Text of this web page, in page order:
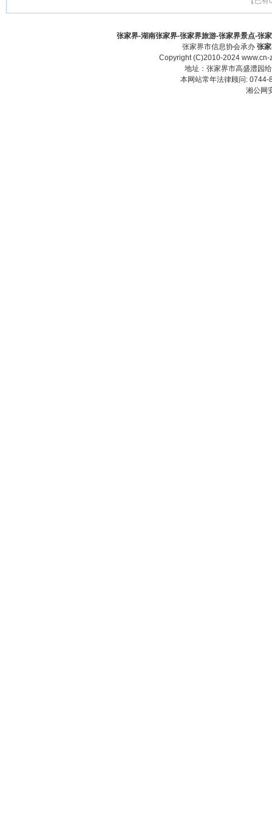
张家界-湖南张家界-张家界旅游-张家界景点-张
张家界市信息协会承办 张
Copyright (C)2010-2024
地址：张家界市高盛澧园
本网站常年法律顾问:
湘公网